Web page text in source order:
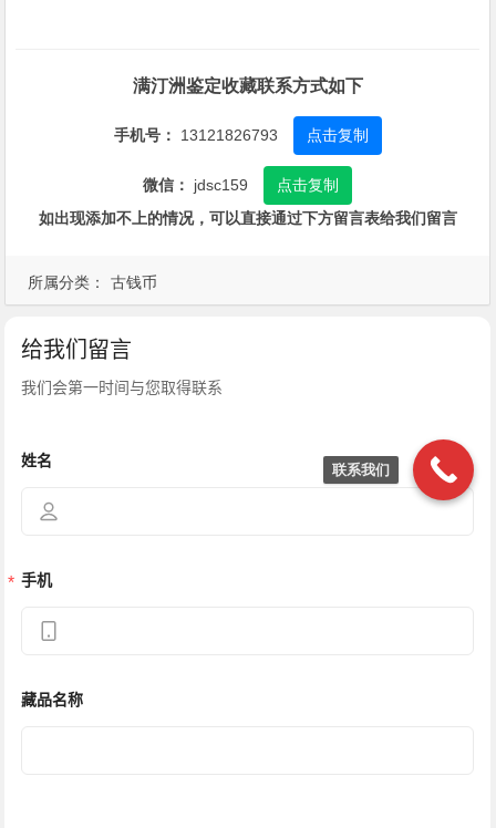
所属分类： 古钱币
满汀洲鉴定收藏联系方式如下
手机号： 13121826793 点击复制
微信： jdsc159
点击复制
如出现添加不上的情况，可以直接通过下方留言表给我们留言
联系我们